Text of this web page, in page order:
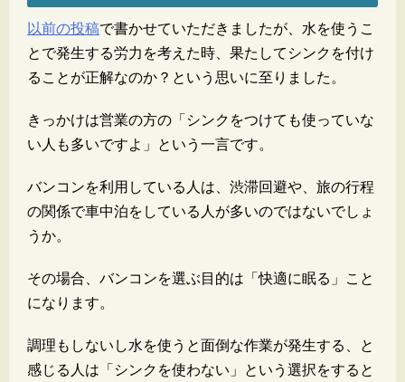
以前の投稿で書かせていただきましたが、水を使うこ
とで発生する労力を考えた時、果たしてシンクを付け
ることが正解なのか？という思いに至りました。
きっかけは営業の方の「シンクをつけても使っていな
い人も多いですよ」という一言です。
バンコンを利用している人は、渋滞回避や、旅の行程
の関係で車中泊をしている人が多いのではないでしょ
うか。
その場合、バンコンを選ぶ目的は「快適に眠る」こと
になります。
調理もしないし水を使うと面倒な作業が発生する、と
感じる人は「シンクを使わない」という選択をすると